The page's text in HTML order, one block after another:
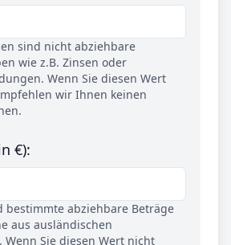
sind nicht abziehbare
wie z.B. Zinsen oder
Wenn Sie diesen Wert
wir Ihnen keinen
€):
bestimmte abziehbare Beträge
aus ausländischen
Wenn Sie diesen Wert nicht